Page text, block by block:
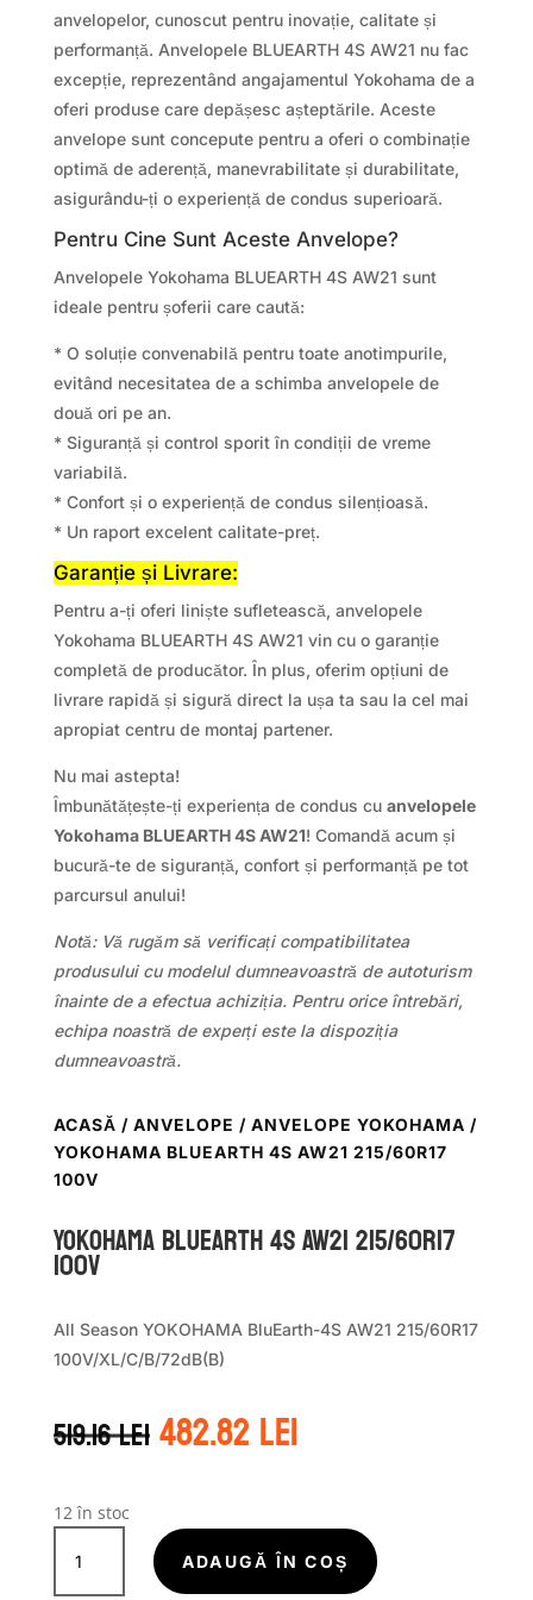
anvelopelor, cunoscut pentru inovație, calitate și
performanță. Anvelopele BLUEARTH 4S AW21 nu fac
excepție, reprezentând angajamentul Yokohama de a
oferi produse care depășesc așteptările. Aceste
anvelope sunt concepute pentru a oferi o combinație
optimă de aderență, manevrabilitate și durabilitate,
asigurându-ți o experiență de condus superioară.
Pentru Cine Sunt Aceste Anvelope?
Anvelopele Yokohama BLUEARTH 4S AW21 sunt
ideale pentru șoferii care caută:
* O soluție convenabilă pentru toate anotimpurile,
evitând necesitatea de a schimba anvelopele de
două ori pe an.
* Siguranță și control sporit în condiții de vreme
variabilă.
* Confort și o experiență de condus silențioasă.
* Un raport excelent calitate-preț.
Garanție și Livrare:
Pentru a-ți oferi liniște sufletească, anvelopele
Yokohama BLUEARTH 4S AW21 vin cu o garanție
completă de producător. În plus, oferim opțiuni de
livrare rapidă și sigură direct la ușa ta sau la cel mai
apropiat centru de montaj partener.
Nu mai astepta!
Îmbunătățește-ți experiența de condus cu anvelopele
Yokohama BLUEARTH 4S AW21! Comandă acum și
bucură-te de siguranță, confort și performanță pe tot
parcursul anului!
Notă: Vă rugăm să verificați compatibilitatea
produsului cu modelul dumneavoastră de autoturism
înainte de a efectua achiziția. Pentru orice întrebări,
echipa noastră de experți este la dispoziția
dumneavoastră.
ACASĂ / ANVELOPE / ANVELOPE YOKOHAMA /
YOKOHAMA BLUEARTH 4S AW21 215/60R17
100V
Yokohama BLUEARTH 4S AW21 215/60R17
100V
All Season YOKOHAMA BluEarth-4S AW21 215/60R17
100V/XL/C/B/72dB(B)
519.16leiPrețul
inițial
519.16 lei.
482.82leiPrețul
curent
12 în stoc
Cantitate
Yokohama
BLUEARTH
ADAUGĂ ÎN COȘ